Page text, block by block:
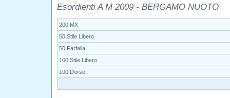
Esordienti A M 2009 - BERGAMO NUOTO
200 MX
50 Stile Libero
50 Farfalla
100 Stile Libero
100 Dorso